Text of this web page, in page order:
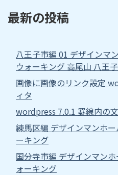
最新の投稿
八王子市編 01 デザインマ
ウォーキング 高尾山 八王
画像に画像のリンク設定
ィタ
wordpress 7.0.1 罫線内の
練馬区編 デザインマンホ
ーキング
国分寺市編 デザインマン
ォーキング